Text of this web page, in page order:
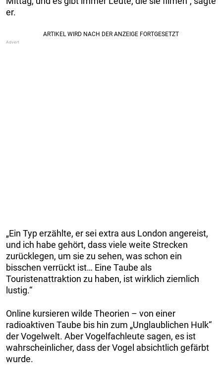
er.
„Ein Typ erzählte, er sei extra aus London angereist,
und ich habe gehört, dass viele weite Strecken
zurücklegen, um sie zu sehen, was schon ein
bisschen verrückt ist… Eine Taube als
Touristenattraktion zu haben, ist wirklich ziemlich
lustig.“
Online kursieren wilde Theorien – von einer
radioaktiven Taube bis hin zum „Unglaublichen Hulk“
der Vogelwelt. Aber Vogelfachleute sagen, es ist
wahrscheinlicher, dass der Vogel absichtlich gefärbt
wurde.